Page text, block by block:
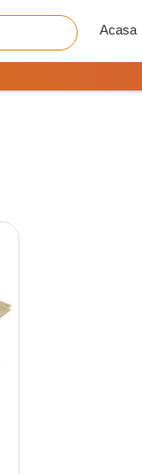
Acasa